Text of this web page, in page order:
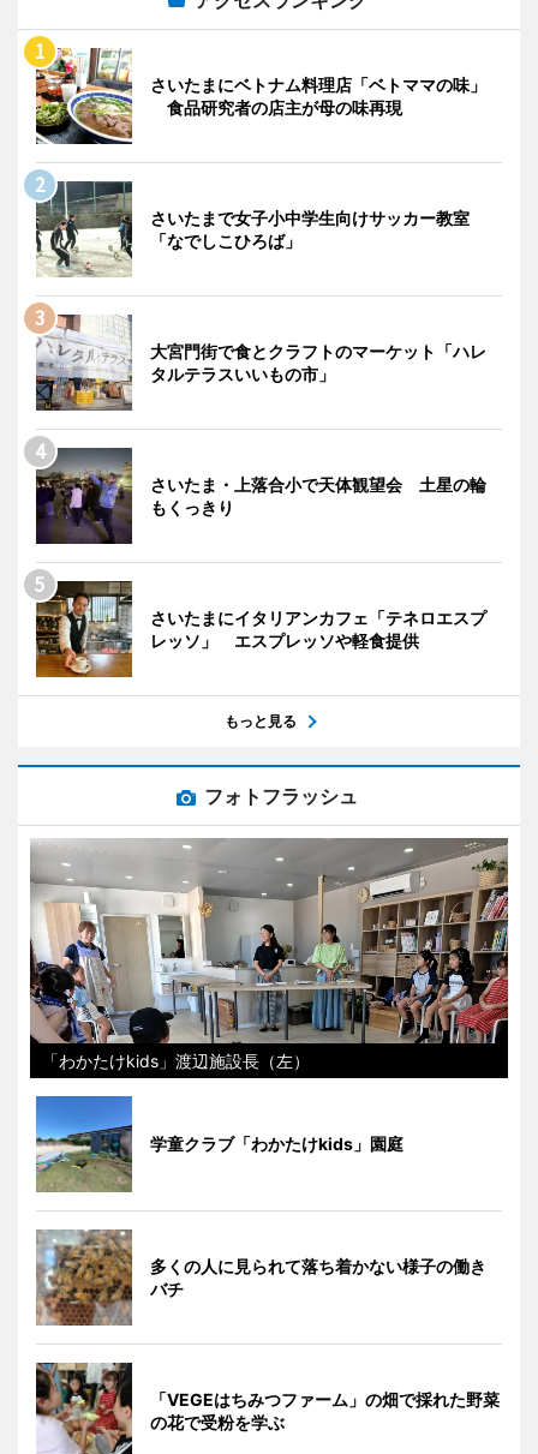
さいたまにベトナム料理店「ベトママの味」
食品研究者の店主が母の味再現
さいたまで女子小中学生向けサッカー教室
「なでしこひろば」
大宮門街で食とクラフトのマーケット「ハレ
タルテラスいいもの市」
さいたま・上落合小で天体観望会 土星の輪
もくっきり
さいたまにイタリアンカフェ「テネロエスプ
レッソ」 エスプレッソや軽食提供
もっと見る
フォトフラッシュ
「わかたけkids」渡辺施設長（左）
学童クラブ「わかたけkids」園庭
多くの人に見られて落ち着かない様子の働き
バチ
「VEGEはちみつファーム」の畑で採れた野菜
の花で受粉を学ぶ